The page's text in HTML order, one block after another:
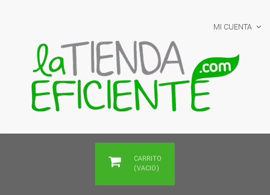
MI CUENTA
CARRITO
(VACIO)